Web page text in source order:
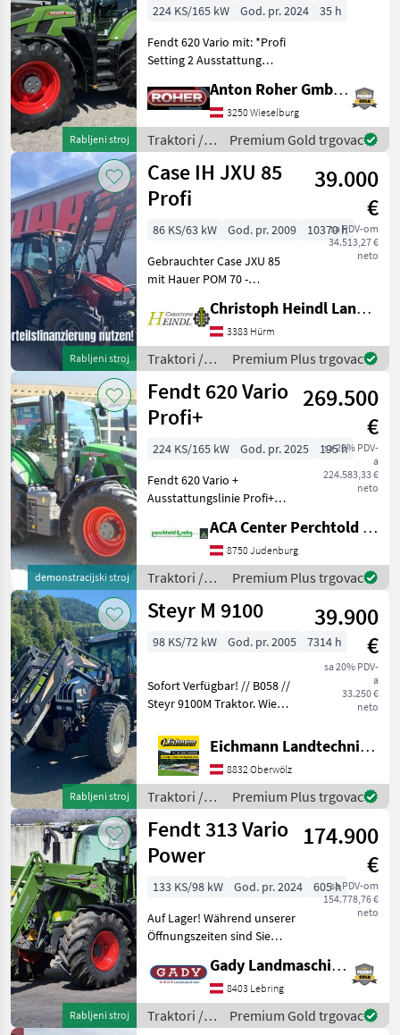
Rabljeni stroj
224 KS/165 kW God. pr. 2024
35 h
Fendt 620 Vario mit: *Profi
Setting 2 Ausstattung
*Umkehrlüfter *Planeten-
Hinterachse *hydr.
Oberlenker
*Frontkraftheber mit La
Anton Roher GmbH (ACA Center Roher)
3250 Wieselburg
Traktori /
Fendt
Premium Gold trgovac
Rabljeni stroj
Case IH JXU 85
Profi
39.000
€
sa PDV-om
34.513,27 €
neto
86 KS/63 kW God. pr. 2009
10370 h
Gebrauchter Case JXU 85
mit Hauer POM 70 -
Zapfwellengeschwindigkeiten
+ Wegzapfwelle - Hauer
Fronthydraulik mit
Unterzug - abgebildete Ha
Christoph Heindl Landtechnik GmbH, Inning
3383 Hürm
Traktori /
Case IH
Premium Plus trgovac
demonstracijski stroj
Fendt 620 Vario
Profi+
269.500
€
sa 20% PDV-
a
224.583,33 €
neto
224 KS/165 kW God. pr. 2025
195 h
Fendt 620 Vario +
Ausstattungslinie Profi+
Kraftstoffvorfilter beheizt +
Vorwärmpaket + EHR-
Regelung Kraftheber
DW/Entlastung + hydra
ACA Center Perchtold - Perchtold & Sohn GmbH
8750 Judenburg
Traktori /
Fendt
Premium Plus trgovac
Rabljeni stroj
Steyr M 9100
39.900
€
sa 20% PDV-
a
33.250 €
neto
98 KS/72 kW God. pr. 2005 7314 h
Sofort Verfügbar! // B058 //
Steyr 9100M Traktor. Wie
Zustand. Ausstattung &
Details: - Getriebe
Synchronsatz V/R erneuert
inkl. Rechnun
Eichmann Landtechnik GmbH
8832 Oberwölz
Traktori /
Steyr
Premium Plus trgovac
Rabljeni stroj
Fendt 313 Vario
Power
174.900
€
sa PDV-om
154.778,76 €
neto
133 KS/98 kW God. pr. 2024
605 h
Auf Lager! Während unserer
Öffnungszeiten sind Sie
eingeladen, unsere Modelle
vor Ort zu besichtigen. Für
ein persönliches
Beratungsgespr
Gady Landmaschinen GmbH
8403 Lebring
Traktori /
Premium Gold trgovac